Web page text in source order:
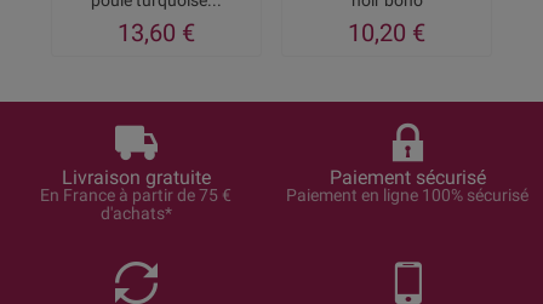
13,60 € 10,20 €
Livraison gratuite
En France à partir de 75 €
d'achats*
Paiement sécurisé
Paiement en ligne 100% sécurisé